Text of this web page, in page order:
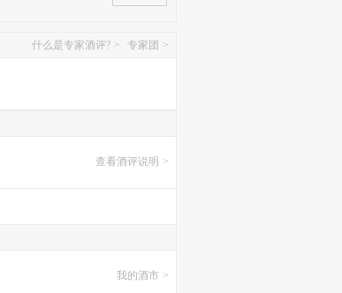
专家团 >
什么是专家酒评? >
查看酒评说明 >
我的酒市 >